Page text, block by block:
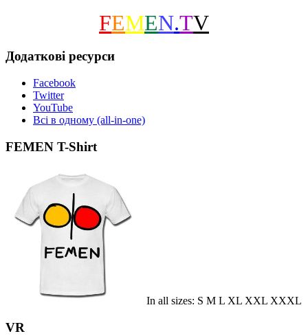
FEMEN.TV
Додаткові ресурси
Facebook
Twitter
YouTube
Всі в одному (all-in-one)
FEMEN T-Shirt
In all sizes: S M L XL XXL XXXL
VR